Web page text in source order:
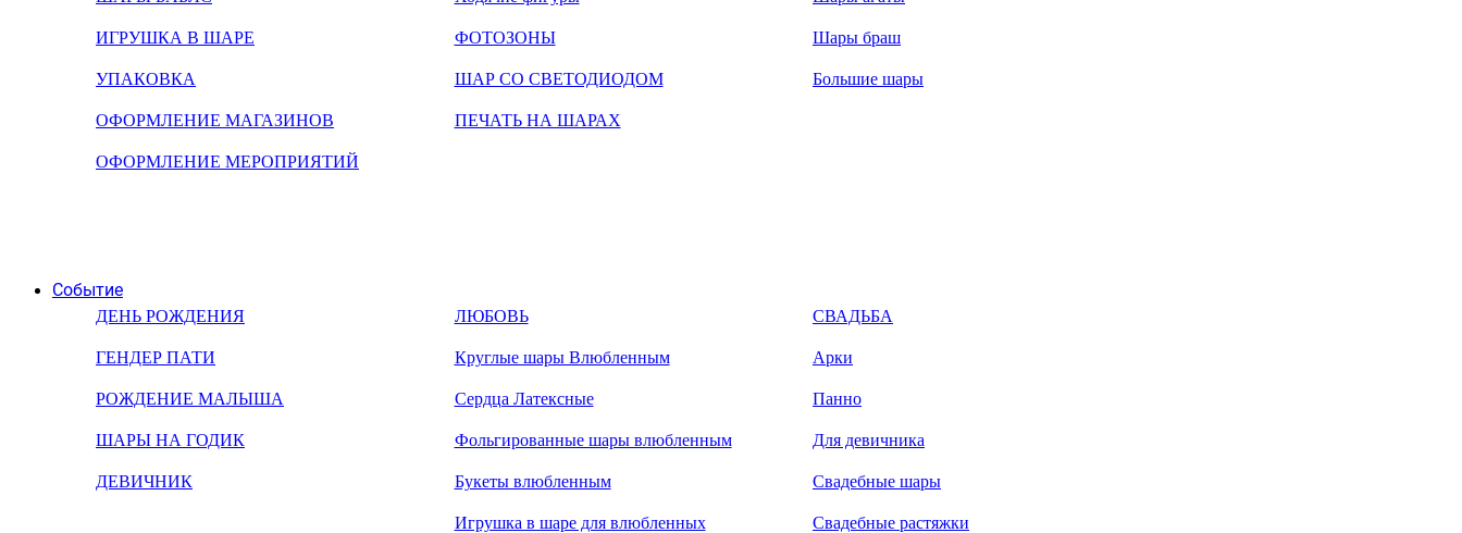
ИГРУШКА В ШАРЕ
УПАКОВКА
ОФОРМЛЕНИЕ МАГАЗИНОВ
ОФОРМЛЕНИЕ МЕРОПРИЯТИЙ
ФОТОЗОНЫ
ШАР СО СВЕТОДИОДОМ
ПЕЧАТЬ НА ШАРАХ
Шары браш
Большие шары
Событие
ДЕНЬ РОЖДЕНИЯ
ГЕНДЕР ПАТИ
РОЖДЕНИЕ МАЛЫША
ШАРЫ НА ГОДИК
ДЕВИЧНИК
ЛЮБОВЬ
Круглые шары Влюбленным
Сердца Латексные
Фольгированные шары влюбленным
Букеты влюбленным
Игрушка в шаре для влюбленных
СВАДЬБА
Арки
Панно
Для девичника
Свадебные шары
Свадебные растяжки